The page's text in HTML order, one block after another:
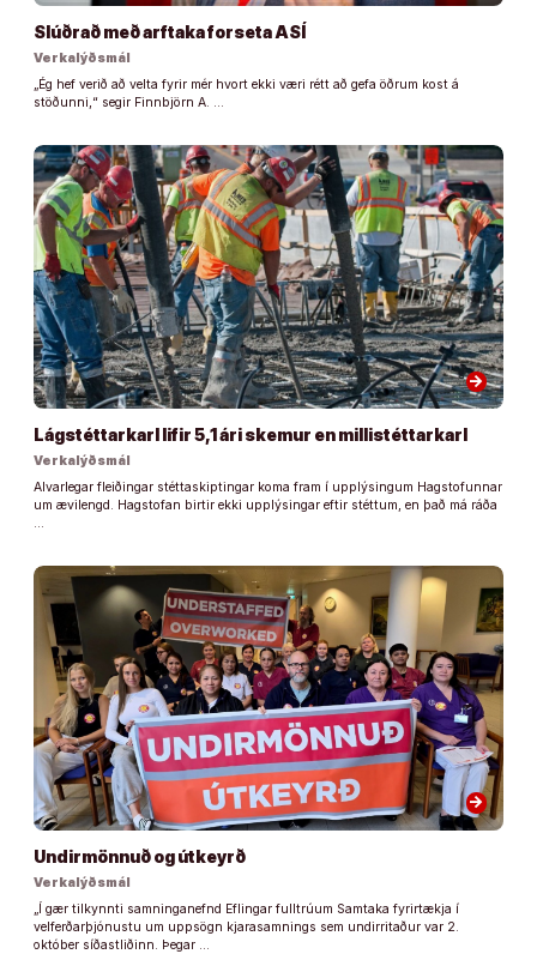
Slúðrað með arftaka forseta ASÍ
Verkalýðsmál
„Ég hef verið að velta fyrir mér hvort ekki væri rétt að gefa öðrum kost á
stöðunni,“ segir Finnbjörn A. …
arrow_forward
Lágstéttarkarl lifir 5,1 ári skemur en millistéttarkarl
Verkalýðsmál
Alvarlegar fleiðingar stéttaskiptingar koma fram í upplýsingum Hagstofunnar
um ævilengd. Hagstofan birtir ekki upplýsingar eftir stéttum, en það má ráða
…
arrow_forward
Undirmönnuð og útkeyrð
Verkalýðsmál
„Í gær tilkynnti samninganefnd Eflingar fulltrúum Samtaka fyrirtækja í
velferðarþjónustu um uppsögn kjarasamnings sem undirritaður var 2.
október síðastliðinn. Þegar …